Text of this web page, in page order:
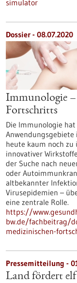
simulator
Dossier - 08.07.2020
Immunologie –
Fortschritts
Die Immunologie
heute kaum noch zu
innovativer
der Suche nach
oder
altbekannter
Virusepidemien –
eine zentrale Rolle.
https://
bw.de/fachbeitrag/
medizinischen-
Pressemitteilung -
Land fördert